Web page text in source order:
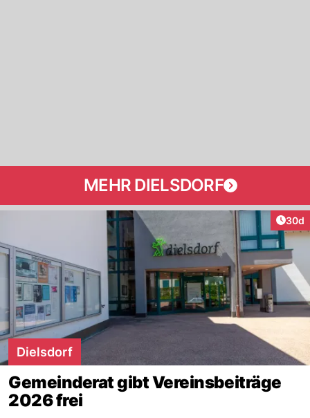
MEHR DIELSDORF
30d
Dielsdorf
Gemeinderat gibt Vereinsbeiträge
2026 frei